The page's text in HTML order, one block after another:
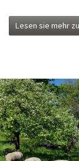
Lesen sie mehr